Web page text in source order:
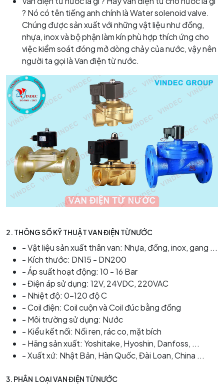
? Nó có tên tiếng anh chính là Water solenoid valve.
Chúng được sản xuất với những vật liệu như đồng,
nhựa, inox và bộ phận làm kín phù hợp thích ứng cho
việc kiểm soát đóng mở dòng chảy của nước, vậy nên
người ta gọi là Van điện từ nước.
2. THÔNG SỐ KỸ THUẬT VAN ĐIỆN TỪ NƯỚC
- Vật liệu sản xuất thân van: Nhựa, đồng, inox, gang ...
- Kích thước: DN15 - DN200
- Áp suất hoạt động: 10 - 16 Bar
- Điện áp sử dụng: 12V, 24VDC, 220VAC
- Nhiệt độ: 0-120 độ C
- Coil điện: Coil cuộn và Coil đúc bằng đồng
- Môi trường sử dụng: Nước
- Kiểu kết nối: Nối ren, rác co, mặt bích
- Hãng sản xuất: Yoshitake, Hyoshin, Danfoss, ...
- Xuất xứ: Nhật Bản, Hàn Quốc, Đài Loan, China ...
3. PHÂN LOẠI VAN ĐIỆN TỪ NƯỚC